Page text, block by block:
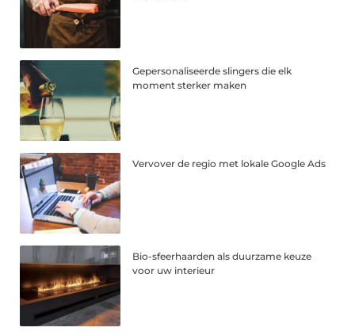
Gepersonaliseerde slingers die elk
moment sterker maken
Vervover de regio met lokale Google Ads
Bio-sfeerhaarden als duurzame keuze
voor uw interieur